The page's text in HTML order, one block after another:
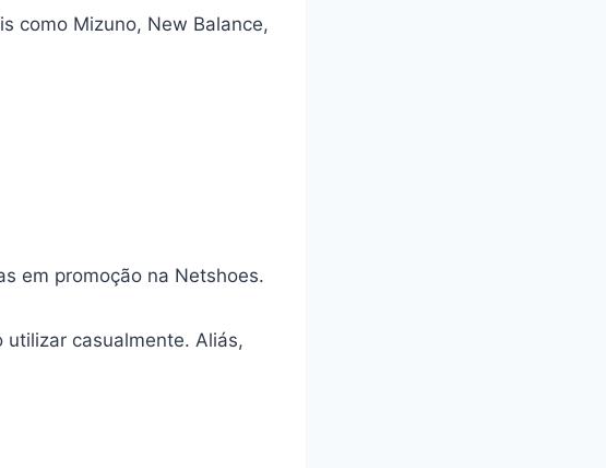
como Mizuno, New Balance,
em promoção na Netshoes.
casualmente. Aliás,